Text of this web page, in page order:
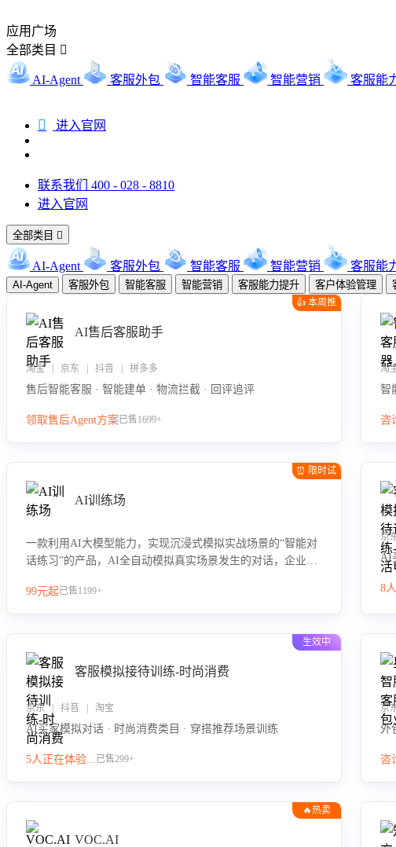
应用广场
全部类目 
AI-Agent 客服外包 智能客服 智能营销 客服能
 进入官网
联系我们 400 - 028 - 8810
进入官网
全部类目 
AI-Agent 客服外包 智能客服 智能营销 客服能
AI-Agent 客服外包 智能客服 智能营销 客服能力提升 客户体验管理
👍 本周推
AI售后客服助手
淘宝 | 京东 | 抖音 | 拼多多
售后智能客服 · 智能建单 · 物流拦截 · 回评追评
领取售后Agent方案已售1699+
淘
智
咨
⏰ 限时试
AI训练场
一款利用AI大模型能力，实现沉浸式模拟实战场景的“智能对
话练习”的产品，AI全自动模拟真实场景发生的对话，企业可
力。
99元起已售1199+
京
AI
8
生效中
客服模拟接待训练-时尚消费
京东 | 抖音 | 淘宝
AI买家模拟对话 · 时尚消费类目 · 穿搭推荐场景训练
5人正在体验...已售299+
外
咨
🔥热卖
VOC.AI